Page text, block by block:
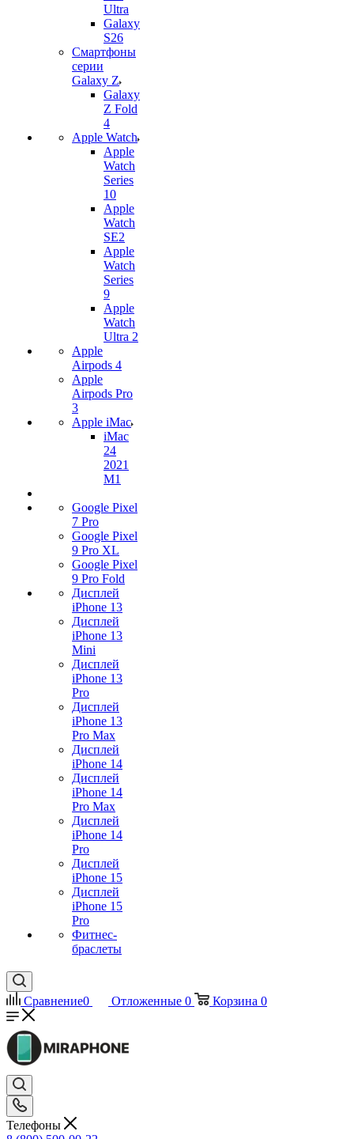
Ultra
Galaxy
S26
Смартфоны
серии
Galaxy Z
Galaxy
Z Fold
4
Apple Watch
Apple
Watch
Series
10
Apple
Watch
SE2
Apple
Watch
Series
9
Apple
Watch
Ultra 2
Apple
Airpods 4
Apple
Airpods Pro
3
Apple iMac
iMac
24
2021
M1
Google Pixel
7 Pro
Google Pixel
9 Pro XL
Google Pixel
9 Pro Fold
Дисплей
iPhone 13
Дисплей
iPhone 13
Mini
Дисплей
iPhone 13
Pro
Дисплей
iPhone 13
Pro Max
Дисплей
iPhone 14
Дисплей
iPhone 14
Pro Max
Дисплей
iPhone 14
Pro
Дисплей
iPhone 15
Дисплей
iPhone 15
Pro
Фитнес-
браслеты
Сравнение0 Отложенные 0 Корзина 0
Телефоны